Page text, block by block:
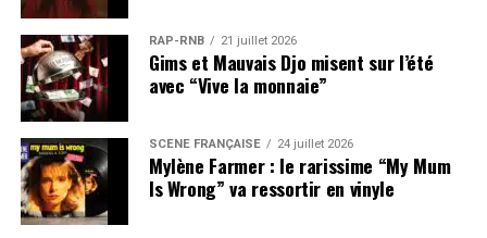
RAP-RNB 21 juillet 2026
Gims et Mauvais Djo misent sur l’été
avec “Vive la monnaie”
SCÈNE FRANÇAISE 24 juillet 2026
Mylène Farmer : le rarissime “My Mum
Is Wrong” va ressortir en vinyle